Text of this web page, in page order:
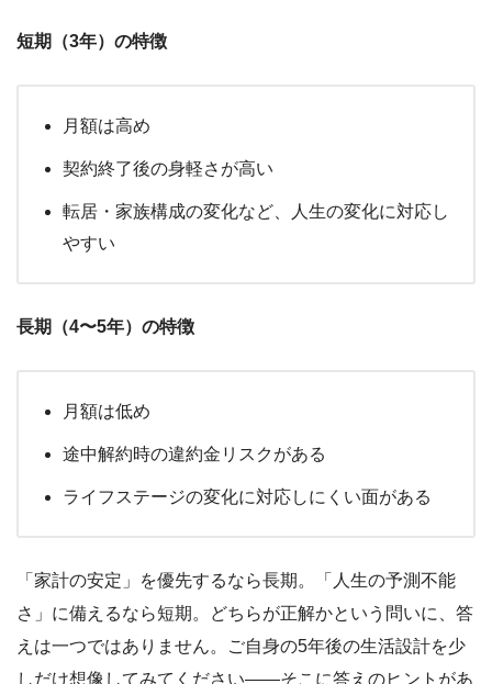
短期（3年）の特徴
月額は高め
契約終了後の身軽さが高い
転居・家族構成の変化など、人生の変化に対応し
やすい
長期（4〜5年）の特徴
月額は低め
途中解約時の違約金リスクがある
ライフステージの変化に対応しにくい面がある
「家計の安定」を優先するなら長期。「人生の予測不能
さ」に備えるなら短期。どちらが正解かという問いに、答
えは一つではありません。ご自身の5年後の生活設計を少
しだけ想像してみてください――そこに答えのヒントがあ